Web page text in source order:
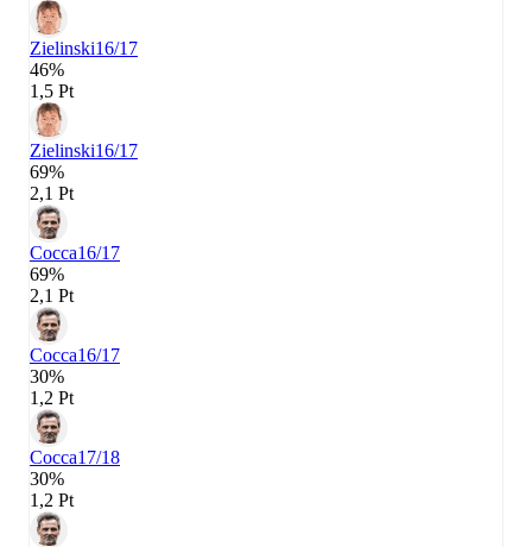
Zielinski16/17
46%
1,5 Pt
Zielinski16/17
69%
2,1 Pt
Cocca16/17
69%
2,1 Pt
Cocca16/17
30%
1,2 Pt
Cocca17/18
30%
1,2 Pt